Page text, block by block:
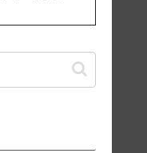
能です。毎週更新